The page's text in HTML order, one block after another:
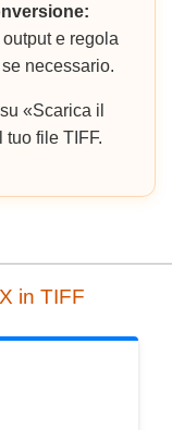
e regola
necessario.
«Scarica il
tuo file TIFF.
in TIFF